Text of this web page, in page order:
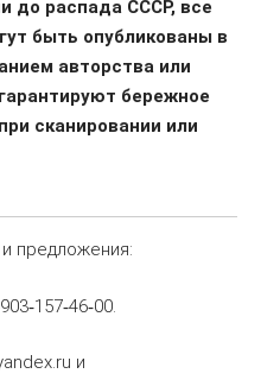
до распада СССР, все
быть опубликованы в
авторства или
бережное
сканировании или
предложения:
903‑157‑46‑00.
и